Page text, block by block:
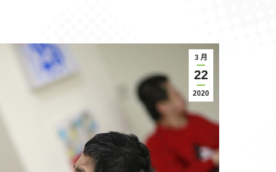
3 月
22
2020